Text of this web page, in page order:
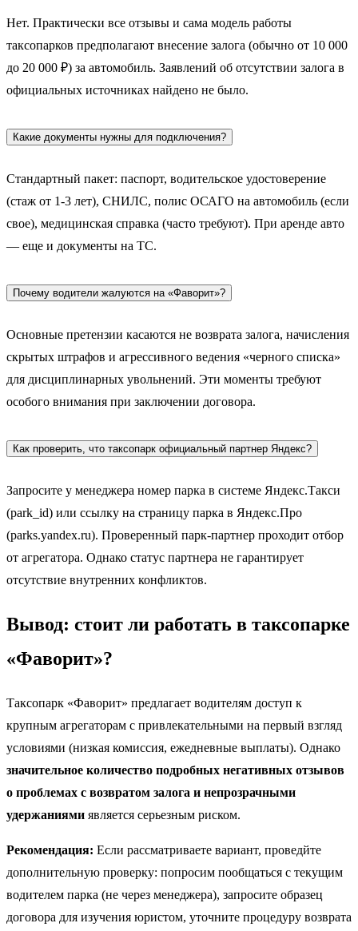
Нет. Практически все отзывы и сама модель работы
таксопарков предполагают внесение залога (обычно от 10 000
до 20 000 ₽) за автомобиль. Заявлений об отсутствии залога в
официальных источниках найдено не было.
Какие документы нужны для подключения?
Стандартный пакет: паспорт, водительское удостоверение
(стаж от 1-3 лет), СНИЛС, полис ОСАГО на автомобиль (если
свое), медицинская справка (часто требуют). При аренде авто
— еще и документы на ТС.
Почему водители жалуются на «Фаворит»?
Основные претензии касаются не возврата залога, начисления
скрытых штрафов и агрессивного ведения «черного списка»
для дисциплинарных увольнений. Эти моменты требуют
особого внимания при заключении договора.
Как проверить, что таксопарк официальный партнер Яндекс?
Запросите у менеджера номер парка в системе Яндекс.Такси
(park_id) или ссылку на страницу парка в Яндекс.Про
(parks.yandex.ru). Проверенный парк-партнер проходит отбор
от агрегатора. Однако статус партнера не гарантирует
отсутствие внутренних конфликтов.
Вывод: стоит ли работать в таксопарке
«Фаворит»?
Таксопарк «Фаворит» предлагает водителям доступ к
крупным агрегаторам с привлекательными на первый взгляд
условиями (низкая комиссия, ежедневные выплаты). Однако
значительное количество подробных негативных отзывов
о проблемах с возвратом залога и непрозрачными
удержаниями является серьезным риском.
Рекомендация: Если рассматриваете вариант, проведйте
дополнительную проверку: попросим пообщаться с текущим
водителем парка (не через менеджера), запросите образец
договора для изучения юристом, уточните процедуру возврата